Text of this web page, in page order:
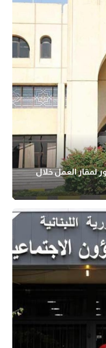
لمقار العمل خلال